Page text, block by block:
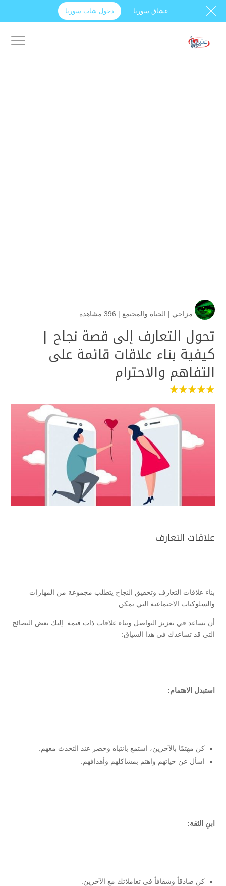
عشاق سوريا دخول شات سوريا
مزاجي | الحياة والمجتمع | 396 مشاهدة
تحول التعارف إلى قصة نجاح |
كيفية بناء علاقات قائمة على
التفاهم والاحترام
علاقات التعارف
بناء علاقات التعارف وتحقيق النجاح يتطلب مجموعة من المهارات
والسلوكيات الاجتماعية التي يمكن
أن تساعد في تعزيز التواصل وبناء علاقات ذات قيمة. إليك بعض النصائح
التي قد تساعدك في هذا السياق:
استبدل الاهتمام:
كن مهتمًا بالآخرين، استمع بانتباه وحضر عند التحدث معهم.
اسأل عن حياتهم واهتم بمشاكلهم وأهدافهم.
ابنِ الثقة:
كن صادقاً وشفافاً في تعاملاتك مع الآخرين.